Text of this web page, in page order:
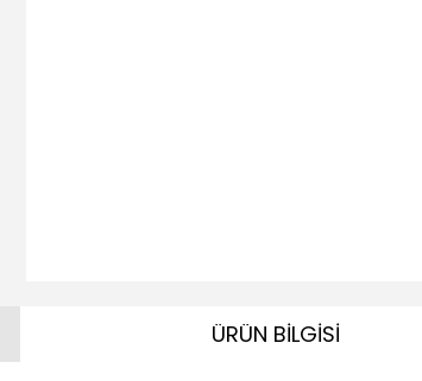
ÜRÜN BİLGİSİ